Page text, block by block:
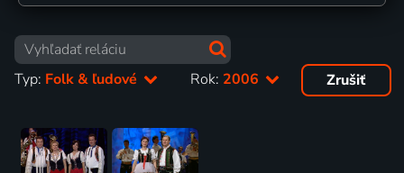
Typ: Folk & ľudové Rok: 2006 Zrušiť